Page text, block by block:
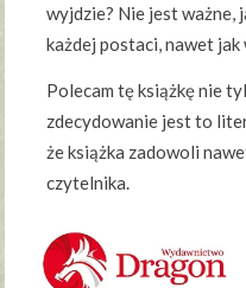
wyjdzie? Nie jest ważne,
każdej postaci, nawet jak
Polecam tę książkę nie
zdecydowanie jest to
że książka zadowoli
czytelnika.